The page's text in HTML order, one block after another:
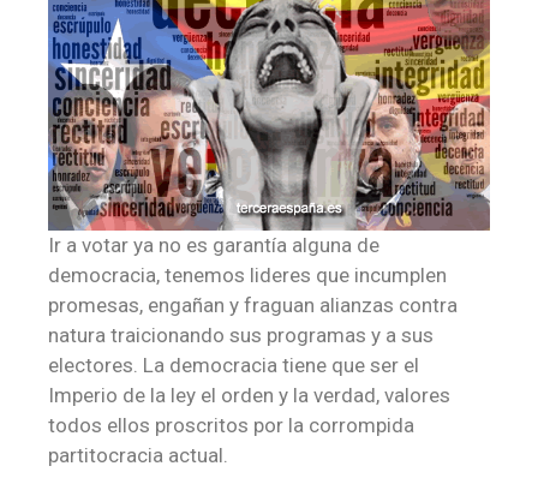
Ir a votar ya no es garantía alguna de
democracia, tenemos lideres que incumplen
promesas, engañan y fraguan alianzas contra
natura traicionando sus programas y a sus
electores. La democracia tiene que ser el
Imperio de la ley el orden y la verdad, valores
todos ellos proscritos por la corrompida
partitocracia actual.